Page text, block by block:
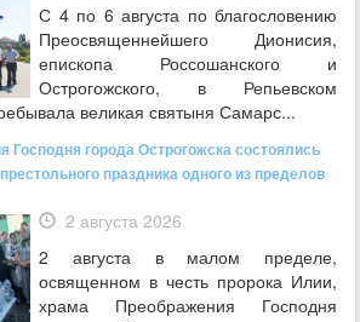
С 4 по 6 августа по благословению
Преосвященнейшего Дионисия,
епископа Россошанского и
Острогожского, в Репьевском
великая святыня Самарс...
города Острогожска состоялись
праздника одного из пределов
2 августа 2026
2 августа в малом пределе,
освященном в честь пророка Илии,
храма Преображения Господня